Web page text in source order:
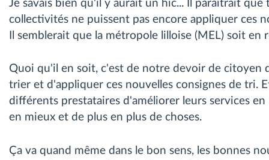
Je savais bien qu'il y aurait un hic... Il paraîtrait que
collectivités ne puissent pas encore appliquer ces
Il semblerait que la métropole lilloise (MEL) soit en
Quoi qu'il en soit, c'est de notre devoir de citoyen
trier et d'appliquer ces nouvelles consignes de tri.
différents prestataires d'améliorer leurs services
en mieux et de plus en plus de choses.
Ça va quand même dans le bon sens, les bonnes